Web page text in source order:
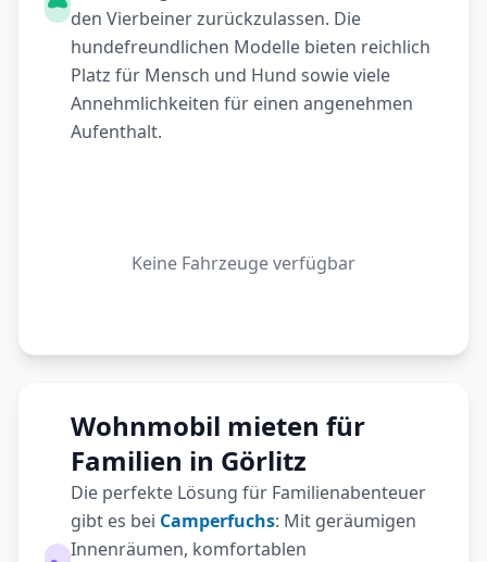
den Vierbeiner zurückzulassen. Die
hundefreundlichen Modelle bieten reichlich
Platz für Mensch und Hund sowie viele
Annehmlichkeiten für einen angenehmen
Aufenthalt.
Keine Fahrzeuge verfügbar
Wohnmobil mieten für
Familien in Görlitz
Die perfekte Lösung für Familienabenteuer
gibt es bei Camperfuchs: Mit geräumigen
Innenräumen, komfortablen